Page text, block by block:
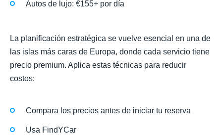
Autos de lujo: €155+ por día
La planificación estratégica se vuelve esencial en una de
las islas más caras de Europa, donde cada servicio tiene
precio premium. Aplica estas técnicas para reducir
costos:
Compara los precios antes de iniciar tu reserva
Usa FindYCar